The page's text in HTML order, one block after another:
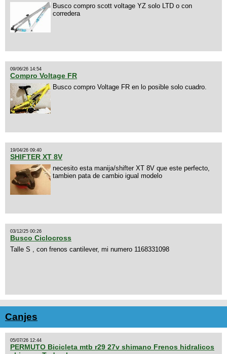
Busco compro scott voltage YZ solo LTD o con
corredera
09/06/26 14:54
Compro Voltage FR
Busco compro Voltage FR en lo posible solo cuadro.
19/04/26 09:40
SHIFTER XT 8V
necesito esta manija/shifter XT 8V que este perfecto,
tambien pata de cambio igual modelo
03/12/25 00:26
Busco Ciclocross
Talle S , con frenos cantilever, mi numero 1168331098
Canjes
05/07/26 12:44
PERMUTO Bicicleta mtb r29 27v shimano Frenos hidralicos